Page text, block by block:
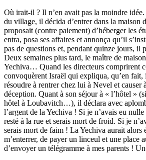
Où irait-il ? Il n’en avait pas la moindre
du village, il décida d’entrer dans la maison
proposait (contre paiement) d’héberger les
entra, posa ses affaires et annonça qu’il
pas de questions et, pendant quinze jours,
Deux semaines plus tard, le maître de
Yechiva… Quand les directeurs comprirent
convoquèrent Israël qui expliqua, qu’en fait,
résoudre à rentrer chez lui à Nevel et causer
déception. Quant à son séjour à « l’hôtel »
hôtel à Loubavitch…), il déclara avec
l’argent de la Yechiva ! Si je n’avais eu
resté à la rue et serais mort de froid. Si je
serais mort de faim ! La Yechiva aurait alors
m’enterrer, de payer un linceul et une place
d’envoyer un télégramme à mes parents !